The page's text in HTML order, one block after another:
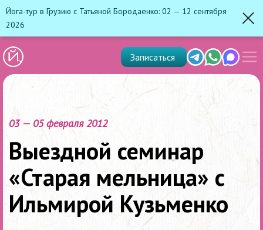
Йога-тур в Грузию с Татьяной Бородаенко: 02 — 12 сентября
2026
TelegramWhats'app
Max
Записаться
меню
03 — 05 февраля 2012
Выездной семинар
«Старая мельница» с
Ильмирой Кузьменко